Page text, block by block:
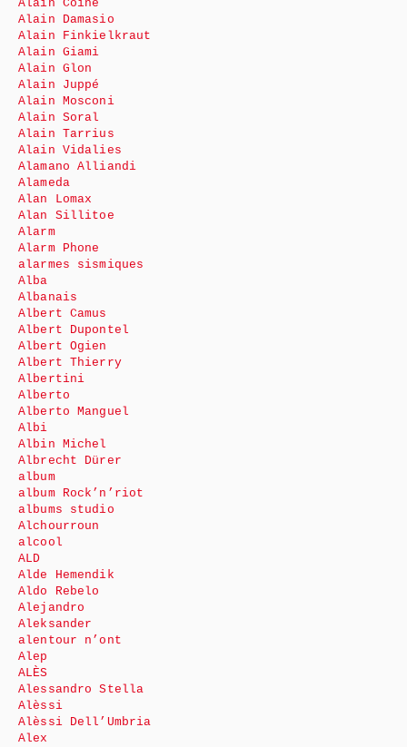
Alain Coine
Alain Damasio
Alain Finkielkraut
Alain Giami
Alain Glon
Alain Juppé
Alain Mosconi
Alain Soral
Alain Tarrius
Alain Vidalies
Alamano Alliandi
Alameda
Alan Lomax
Alan Sillitoe
Alarm
Alarm Phone
alarmes sismiques
Alba
Albanais
Albert Camus
Albert Dupontel
Albert Ogien
Albert Thierry
Albertini
Alberto
Alberto Manguel
Albi
Albin Michel
Albrecht Dürer
album
album Rock’n’riot
albums studio
Alchourroun
alcool
ALD
Alde Hemendik
Aldo Rebelo
Alejandro
Aleksander
alentour n’ont
Alep
ALÈS
Alessandro Stella
Alèssi
Alèssi Dell’Umbria
Alex